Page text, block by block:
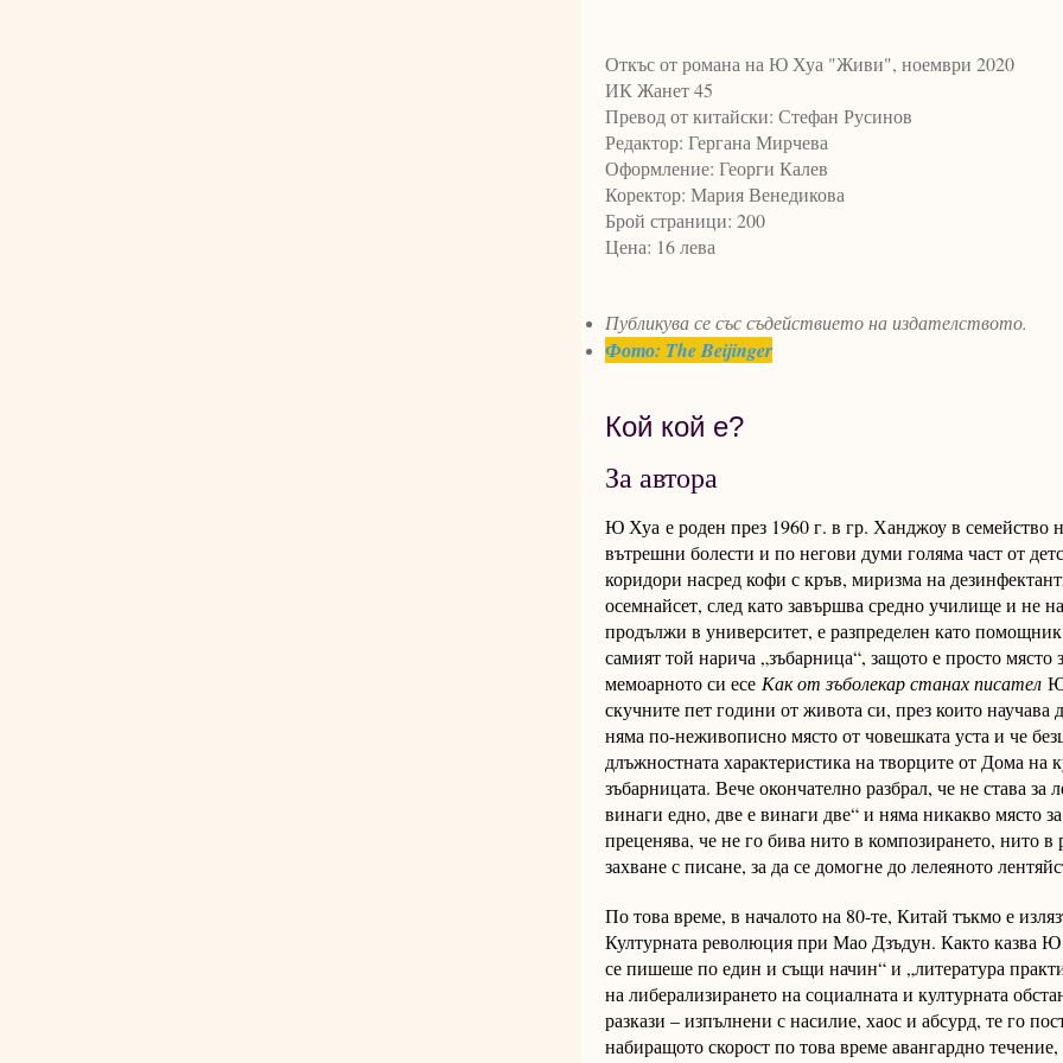
Откъс от романа на Ю Хуа "Живи", ноември 2020
ИК Жанет 45
Превод от китайски: Стефан Русинов
Редактор: Гергана Мирчева
Оформление: Георги Калев
Коректор: Мария Венедикова
Брой страници: 200
Цена: 16 лева
Публикува се със съдействието на издателството.
Фото: The Beijinger
Кой кой е?
За автора
Ю Хуа е роден през 1960 г. в гр. Ханджоу в семейство
вътрешни болести и по негови думи голяма част от
коридори насред кофи с кръв, миризма на
осемнайсет, след като завършва средно училище и не
продължи в университет, е разпределен като
самият той нарича „зъбарница“, защото е просто
мемоарното си есе Как от зъболекар станах писател Ю
скучните пет години от живота си, през които научава
няма по-неживописно място от човешката уста и че
длъжностната характеристика на творците от Дома на
зъбарницата. Вече окончателно разбрал, че не става за
винаги едно, две е винаги две“ и няма никакво място
преценява, че не го бива нито в композирането, нито
захване с писане, за да се домогне до лелеяното
По това време, в началото на 80-те, Китай тъкмо е
Културната революция при Мао Дзъдун. Както казва
се пишеше по един и същи начин“ и „литература
на либерализирането на социалната и културната
разкази – изпълнени с насилие, хаос и абсурд, те го
набиращото скорост по това време авангардно